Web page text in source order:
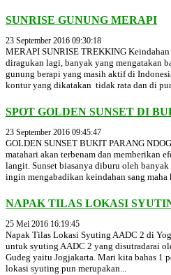
SUNRISE GUNUNG MERAPI
23 September 2016 09:30:18
MERAPI SUNRISE TREKKING
diragukan lagi, banyak yang mengatakan
gunung berapi yang masih aktif di
kontur yang dikatakan tidak rata dan di
SPOT GOLDEN SUNSET DI
23 September 2016 09:45:47
GOLDEN SUNSET BUKIT PARANG
matahari akan terbenam dan memberikan
langit. Sunset biasanya diburu oleh banyak
ingin mengabadikan keindahan sang maha
NAPAK TILAS LOKASI
25 Mei 2016 16:19:45
Napak Tilas Lokasi Syuting AADC 2 di
untuk syuting AADC 2 yang disutradarai
Gudeg yaitu Jogjakarta. Mari kita bahas 1
lokasi syuting pun merupakan...